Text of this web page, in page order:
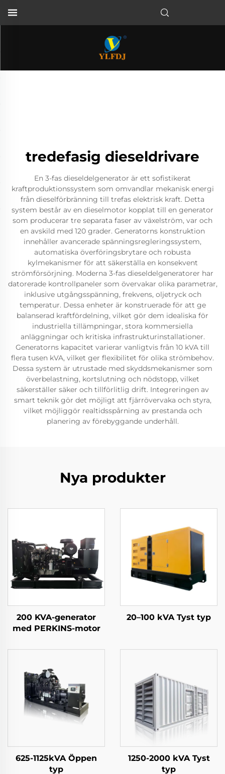
tredefasig dieseldrivare
En 3-fas dieseldelgenerator är ett sofistikerat
kraftproduktionssystem som omvandlar mekanisk energi
från dieselförbränning till trefas elektrisk kraft. Detta
system består av en dieselmotor kopplat till en generator
som producerar tre separata faser av växelström, var och
en avskild med 120 grader. Generatorns konstruktion
innehåller avancerade spänningsregleringssystem,
automatiska överföringsbrytare och robusta
kylmekanismer för att säkerställa en konsekvent
strömförsörjning. Moderna 3-fas dieseldelgeneratorer har
datorerade kontrollpaneler som övervakar olika parametrar,
inklusive utgångsspänning, frekvens, oljetryck och
temperatur. Dessa enheter är konstruerade för att ge
balanserad kraftfördelning, vilket gör dem idealiska för
industriella tillämpningar, stora kommersiella
anläggningar och kritiska infrastrukturinstallationer.
Generatorns kapacitet varierar vanligtvis från 10 kVA till
flera tusen kVA, vilket ger flexibilitet för olika strömbehov.
Dessa system är utrustade med skyddsmekanismer som
överbelastning, kortslutning och nödstopp, vilket
säkerställer säker och tillförlitlig drift. Integreringen av
smart teknik gör det möjligt att fjärrövervaka och styra,
vilket möjliggör realtidsspårning av prestanda och
planering av förebyggande underhåll.
Nya produkter
200 KVA-generator
med PERKINS-motor
20–100 kVA Tyst typ
625-1125kVA Öppen
typ
1250-2000 kVA Tyst
typ